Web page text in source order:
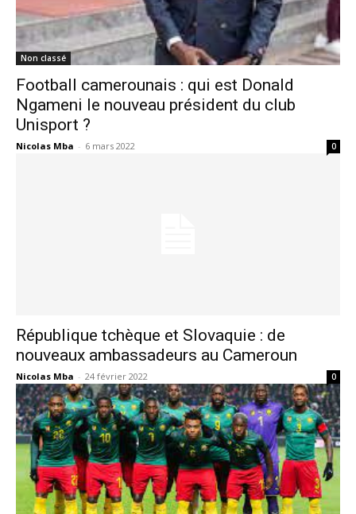
Non classé
Football camerounais : qui est Donald
Ngameni le nouveau président du club
Unisport ?
Nicolas Mba - 6 mars 2022 0
République tchèque et Slovaquie : de
nouveaux ambassadeurs au Cameroun
Nicolas Mba - 24 février 2022 0